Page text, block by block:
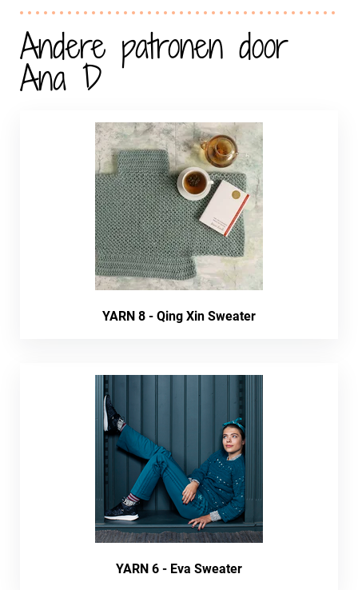
Andere patronen door
Ana D
YARN 8 - Qing Xin Sweater
YARN 6 - Eva Sweater